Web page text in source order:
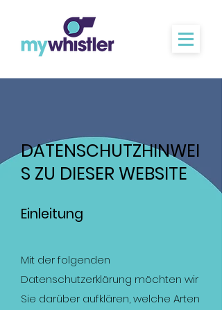
DATENSCHUTZHINWEI
S ZU DIESER WEBSITE
Einleitung
Mit der folgenden
Datenschutzerklärung möchten wir
Sie darüber aufklären, welche Arten